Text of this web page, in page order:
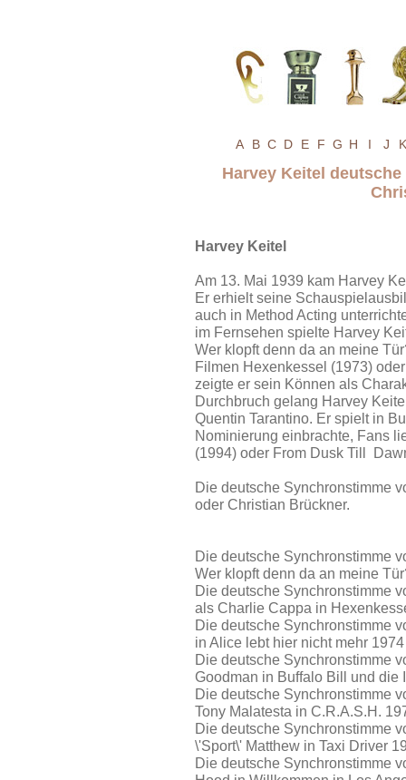
A B C D E F G H I J K
Harvey Keitel
Harvey Keitel
Am 13. Mai 1939 kam Harvey
Er erhielt seine
auch in Method Acting
im Fernsehen spielte Harvey
Wer klopft denn da an meine
Filmen Hexenkessel (1973)
zeigte er sein Können als
Durchbruch gelang Harvey
Quentin Tarantino. Er spielt in
Nominierung einbrachte, Fans
(1994) oder From Dusk Till
Die deutsche Synchronstimme
oder Christian Brückner.
Die deutsche Synchronstimme
Wer klopft denn da an meine
Die deutsche Synchronstimme
als Charlie Cappa in
Die deutsche Synchronstimme
in Alice lebt hier nicht mehr 1974
Die deutsche Synchronstimme
Goodman in Buffalo Bill und die
Die deutsche Synchronstimme
Tony Malatesta in C.R.A.S.H.
Die deutsche Synchronstimme
\'Sport\' Matthew in Taxi Driver
Die deutsche Synchronstimme